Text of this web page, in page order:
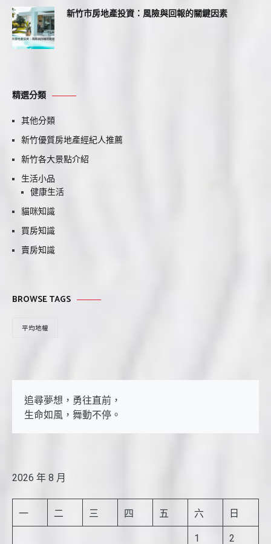
新竹市房地產投資：風險與回報的關鍵因素
精選分類
其他分類
新竹優質房地產經紀人推薦
新竹各大景點介紹
生活小品
健康生活
貓咪知識
買房知識
賣房知識
BROWSE TAGS
平均地權
追尋夢想，勇往直前，
生命如風，舞動不停。
2026 年 8 月
一 二 三 四 五 六 日
1 2